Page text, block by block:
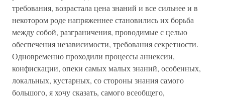
требования, возрастала цена знаний и все сильнее и в
некотором роде напряженнее становились их борьба
между собой, разграничения, проводимые с целью
обеспечения независимости, требования секретности.
Одновременно проходили процессы аннексии,
конфискации, опеки самых малых знаний, особенных,
локальных, кустарных, со стороны знания самого
большого, я хочу сказать, самого всеобщего,